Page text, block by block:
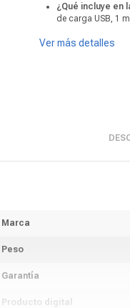
¿Qué incluye en
de carga USB, 1
Ver más detalles
Marca
Peso
Garantía
Producto digital